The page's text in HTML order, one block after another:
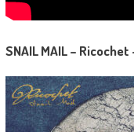
SNAIL MAIL –